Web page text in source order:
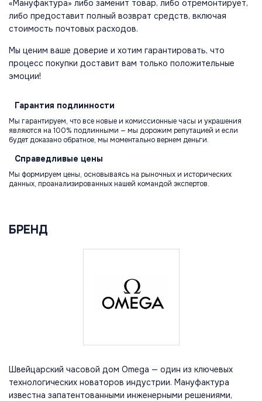
«Мануфактура» либо заменит товар, либо отремонтирует,
либо предоставит полный возврат средств, включая
стоимость почтовых расходов.
Мы ценим ваше доверие и хотим гарантировать, что
процесс покупки доставит вам только положительные
эмоции!
Гарантия подлинности
Мы гарантируем, что все новые и комиссионные часы и украшения
являются на 100% подлинными — мы дорожим репутацией и если
будет доказано обратное, мы моментально вернем деньги.
Справедливые цены
Мы формируем цены, основываясь на рыночных и исторических
данных, проанализированных нашей командой экспертов.
БРЕНД
Швейцарский часовой дом Omega — один из ключевых
технологических новаторов индустрии. Мануфактура
известна запатентованными инженерными решениями,